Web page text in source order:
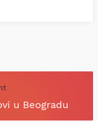
u Beogradu